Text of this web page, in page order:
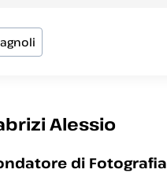
Alessio
di Fotografia